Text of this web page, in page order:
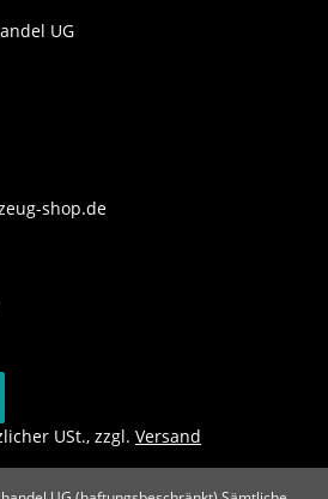
UG
shop.de
USt., zzgl. Versand